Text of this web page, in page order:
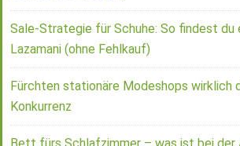
Sale-Strategie für Schuhe: So findest du
Lazamani (ohne Fehlkauf)
Fürchten stationäre Modeshops wirklich
Konkurrenz